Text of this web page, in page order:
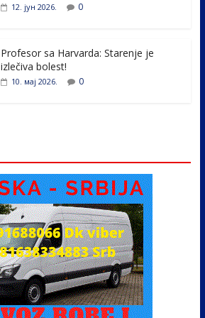
12. јун 2026. 0
Profesor sa Harvarda: Starenje je
izlečiva bolest!
10. мај 2026. 0